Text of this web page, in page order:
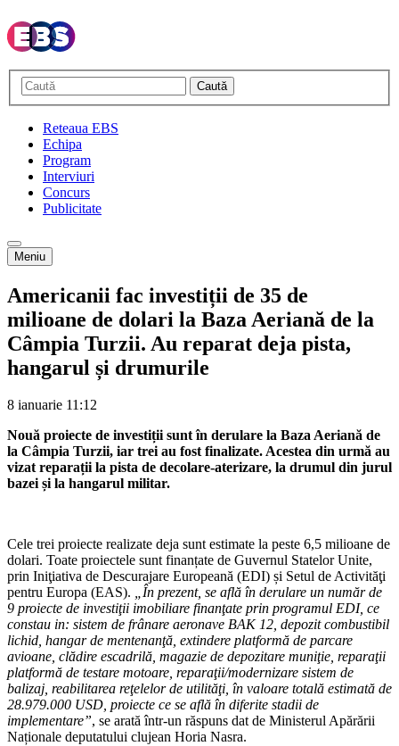
Caută
Reteaua EBS
Echipa
Program
Interviuri
Concurs
Publicitate
Meniu
Americanii fac investiții de 35 de
milioane de dolari la Baza Aeriană de la
Câmpia Turzii. Au reparat deja pista,
hangarul și drumurile
8 ianuarie 11:12
Nouă proiecte de investiții sunt în derulare la Baza Aeriană de
la Câmpia Turzii, iar trei au fost finalizate. Acestea din urmă au
vizat reparații la pista de decolare-aterizare, la drumul din jurul
bazei și la hangarul militar.
Cele trei proiecte realizate deja sunt estimate la peste 6,5 milioane de
dolari. Toate proiectele sunt finanțate de Guvernul Statelor Unite,
prin Iniţiativa de Descurajare Europeană (EDI) și Setul de Activităţi
pentru Europa (EAS). „În prezent, se află în derulare un număr de
9 proiecte de investiţii imobiliare finanţate prin programul EDI, ce
constau in: sistem de frânare aeronave BAK 12, depozit combustibil
lichid, hangar de mentenanţă, extindere platformă de parcare
avioane, clădire escadrilă, magazie de depozitare muniţie, reparaţii
platformă de testare motoare, reparaţii/modernizare sistem de
balizaj, reabilitarea reţelelor de utilităţi, în valoare totală estimată de
28.979.000 USD, proiecte ce se află în diferite stadii de
implementare”, se arată într-un răspuns dat de Ministerul Apărării
Naționale deputatului clujean Horia Nasra.